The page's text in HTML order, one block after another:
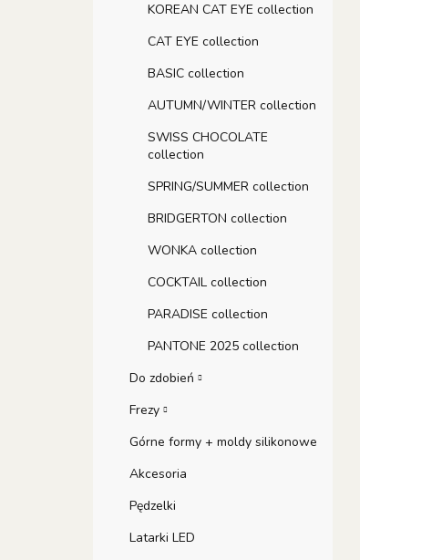
KOREAN CAT EYE collection
CAT EYE collection
BASIC collection
AUTUMN/WINTER collection
SWISS CHOCOLATE
collection
SPRING/SUMMER collection
BRIDGERTON collection
WONKA collection
COCKTAIL collection
PARADISE collection
PANTONE 2025 collection
Do zdobień
Frezy
Górne formy + moldy silikonowe
Akcesoria
Pędzelki
Latarki LED